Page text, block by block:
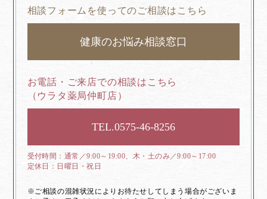
相談フォームを使ってのご相談はこちら
健康のお悩み相談窓口
お電話・ご来店での相談はこちら
（ウラタ薬局仲町店）
0575-46-8256
通常／9:00～19:00、木・土のみ／9:00～17:00
日曜日・祝日
※ご相談の混雑状況によりお待たせしてしまう場合がございま